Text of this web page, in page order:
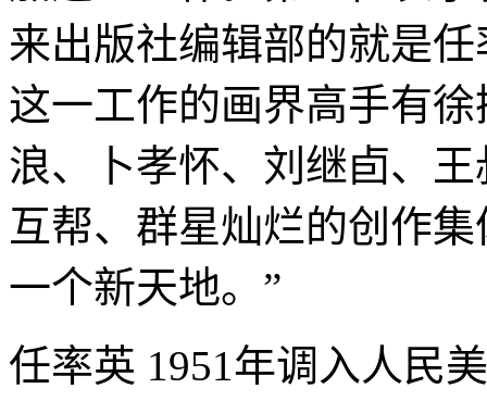
来出版社编辑部的就是
这一工作的画界高手有
浪、卜孝怀、刘继卣、
互帮、群星灿烂的创作
一个新天地。”
任率英 1951年调入人民